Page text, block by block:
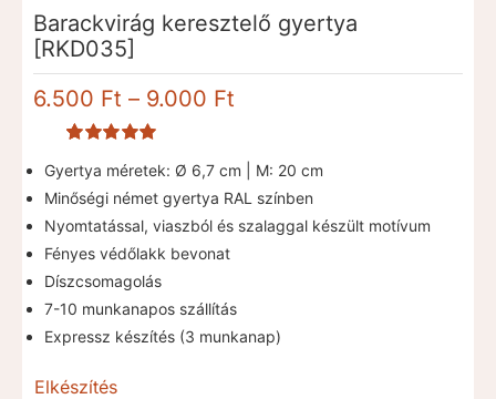
Barackvirág keresztelő gyertya
[RKD035]
6.500 Ft – 9.000 Ft
9.000 Ft
5.00az 5-ből,
értékelés
alapján
Gyertya méretek: Ø 6,7 cm | M: 20 cm
Minőségi német gyertya RAL színben
Nyomtatással, viaszból és szalaggal készült motívum
Fényes védőlakk bevonat
Díszcsomagolás
7-10 munkanapos szállítás
Expressz készítés (3 munkanap)
Elkészítés